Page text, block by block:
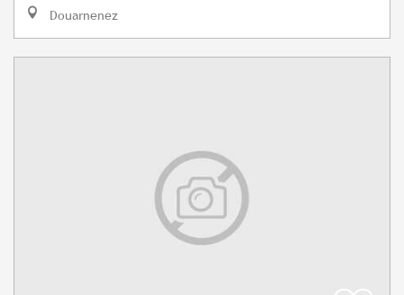
Douarnenez